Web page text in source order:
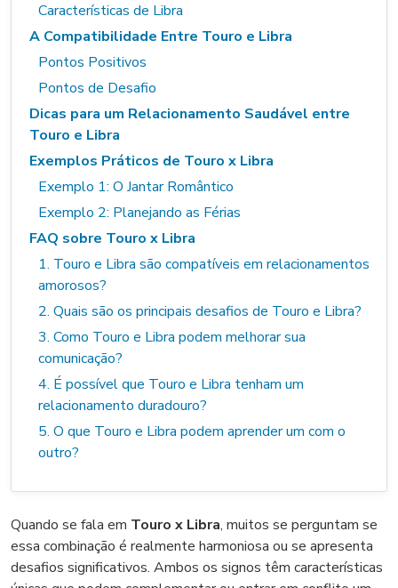
Características de Libra
A Compatibilidade Entre Touro e Libra
Pontos Positivos
Pontos de Desafio
Dicas para um Relacionamento Saudável entre
Touro e Libra
Exemplos Práticos de Touro x Libra
Exemplo 1: O Jantar Romântico
Exemplo 2: Planejando as Férias
FAQ sobre Touro x Libra
1. Touro e Libra são compatíveis em relacionamentos
amorosos?
2. Quais são os principais desafios de Touro e Libra?
3. Como Touro e Libra podem melhorar sua
comunicação?
4. É possível que Touro e Libra tenham um
relacionamento duradouro?
5. O que Touro e Libra podem aprender um com o
outro?
Quando se fala em Touro x Libra, muitos se perguntam se
essa combinação é realmente harmoniosa ou se apresenta
desafios significativos. Ambos os signos têm características